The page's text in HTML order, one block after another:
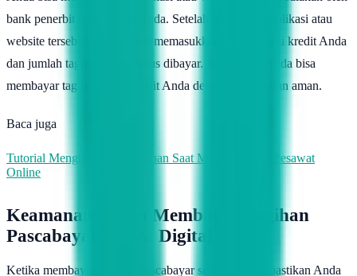
bank penerbit kartu kredit Anda. Setelah mengakses aplikasi atau
website tersebut, Anda harus memasukkan nomor kartu kredit Anda
dan jumlah tagihan yang harus dibayar. Setelah itu, Anda bisa
membayar tagihan kartu kredit Anda dengan mudah dan aman.
Baca juga
Tutorial Menghindari Kesalahan Saat Membeli Tiket Pesawat
Online
Keamanan dalam Membayar Tagihan
Pascabayar secara Digital
Ketika membayar tagihan pascabayar secara digital, pastikan Anda